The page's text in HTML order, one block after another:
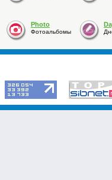
Photo
Фотоальбомы